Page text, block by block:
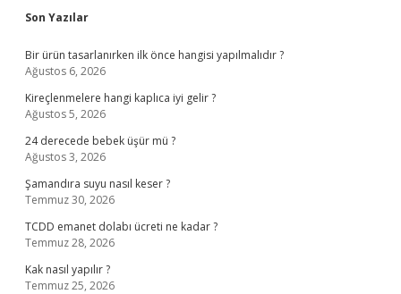
Sidebar
Son Yazılar
Bir ürün tasarlanırken ilk önce hangisi yapılmalıdır ?
Ağustos 6, 2026
Kireçlenmelere hangi kaplıca iyi gelir ?
Ağustos 5, 2026
24 derecede bebek üşür mü ?
Ağustos 3, 2026
Şamandıra suyu nasıl keser ?
Temmuz 30, 2026
TCDD emanet dolabı ücreti ne kadar ?
Temmuz 28, 2026
Kak nasıl yapılır ?
Temmuz 25, 2026